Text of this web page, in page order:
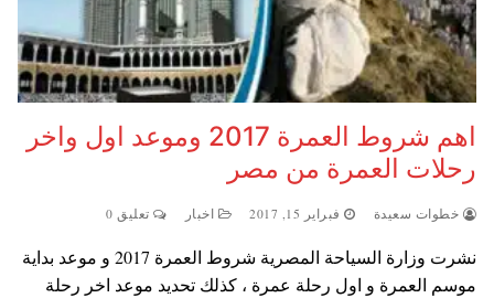
اهم شروط العمرة 2017 وموعد اول واخر
رحلات العمرة من مصر
خطوات سعيدة فبراير 15, 2017 اخبار تعليق 0
نشرت وزارة السياحة المصرية شروط العمرة 2017 و موعد بداية
موسم العمرة و اول رحلة عمرة ، كذلك تحديد موعد اخر رحلة